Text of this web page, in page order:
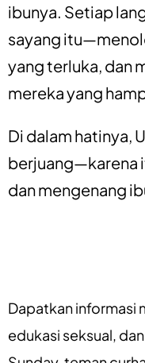
ibunya. Setiap
sayang
yang terluka, dan
mereka yang
Di dalam hatinya,
berjuang—karena
dan mengenang
Dapatkan informasi
edukasi seksual , dan